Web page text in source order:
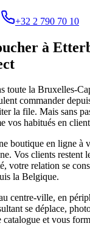
+32 2 790 70 10
à
toute la Bruxelles-
commander
la file. Mais sans
vos habitués en
boutique en ligne à
Vos clients restent
votre relation se
la Belgique.
centre-ville, en
se déplace,
et vous